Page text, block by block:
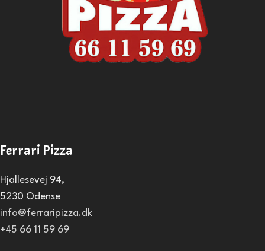
Ferrari Pizza
Hjallesevej 94,
5230 Odense
info@ferraripizza.dk
+45 66 11 59 69